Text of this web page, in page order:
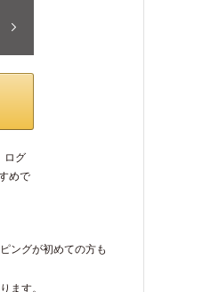
ログ
めで
ングが初めての方も
ます。